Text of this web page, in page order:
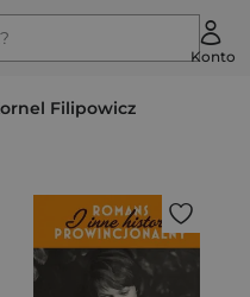
Konto
Filipowicz